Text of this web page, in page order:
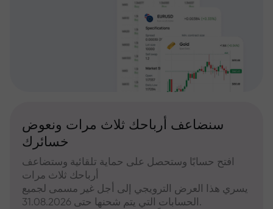
سنضاعف أرباحك ثلاث مرات ونعوض
خسائرك
افتح حسابًا وستحصل على حماية تلقائية وستضاعف
أرباحك ثلاث مرات
يسري هذا العرض الترويجي إلى أجل غير مسمى لجميع
الحسابات التي يتم شحنها حتى 31.08.2026.